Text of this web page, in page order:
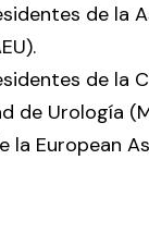
de la
de la
de Urología
la European